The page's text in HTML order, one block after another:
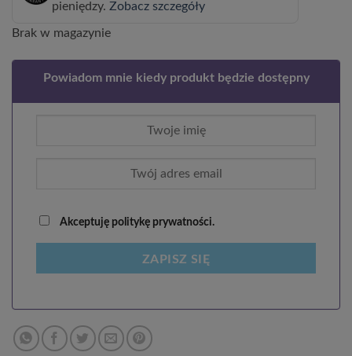
pieniędzy. Zobacz szczegóły
Brak w magazynie
Powiadom mnie kiedy produkt będzie dostępny
Akceptuję politykę prywatności.
ZAPISZ SIĘ